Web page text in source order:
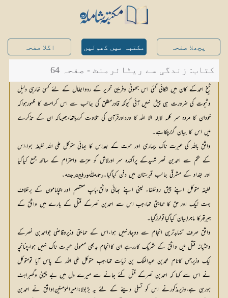
پچھلا صفحہ مکتبہ میں کھولیں اگلا صفحہ
کتاب: زندگی سے ریٹائرمنٹ - صفحہ 64
شیخ احمدکے کان میں لٹکائی گئی اس جھوٹی وفریبی تحریر کے ردوابطال کے لئے کسی خارجی دلیل
وثبوت کی ضرورت ہی پیش نہیں آئی کیونکہ قادرمطلق کی جانب سے اس کرامت کا ظہورہواکہ
خودان کا مردہ سر کلمہ لاإلہ الا اللہ کا ورداورقرآن کی تلاوت کررہاتھا،جیساکہ ان کے تذکرے
میں اس کا بیان گزرچکاہے۔
واثق باللہ کی عبرت ناک بیماری اور موت کے بعداس کا بھائی متوکل علی اللہ خلیفہ ہوا،اس
کے حکم سے احمدبن نصر شہیدکے پراگندہ سر اورلاش کو عزت واحترام کے ساتھ جمع کیاگیا
اور بغداد کے مشرقی جانب قبرستان میں دفن کیاگیا۔رحمہ اللّٰه ورفع درجتہ۔
خلیفہ متوکل اپنے پیش روخلفاء یعنی اپنے بھائی واثق،باپ معتصم اور چچامامون کے برخلاف
بہت نیک اور حق کا حمایتی تھا،جب اس سے احمدبن نصرکے قتل کے بارے میں واثق کے
جبرقہرکا ماجرابیان کیاگیاتولرزگیا۔
واثق صرف تنہابدترین انجام سے دوچارنہیں ہوا،اس کے حمایتی وزیروقاضی جواحمدبن نصرکے
وحشیانہ قتل میں واثق کے شریک کاررہے ان کاانجام بدبھی معمولی عبرت ناک نہیں ہوا،چنانچہ
ایک وزیرجس کانام محمدبن عبدالملک بن زیات تھا،جب متوکل علی اللہ کے پاس آیا تومتوکل
نے اس سے کہا کہ احمدبن نصرکے قتل کئے جانے سے میرے دل میں بے چینی وگھبراہٹ
ہورہی ہے،وزیرمذکورنے اس کو تسلی دینے کے لئے یہ بڑبولا:امیرالمؤمنین!واثق نے احمدبن